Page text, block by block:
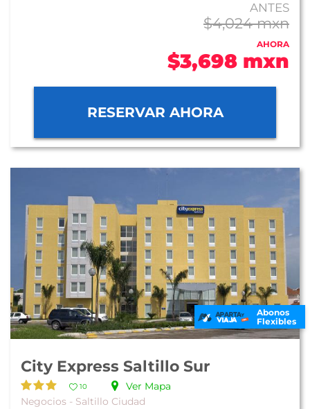
ANTES
$4,024 mxn
AHORA
$3,698 mxn
RESERVAR AHORA
Abonos
Flexibles
City Express Saltillo Sur
10
Ver Mapa
Negocios - Saltillo Ciudad